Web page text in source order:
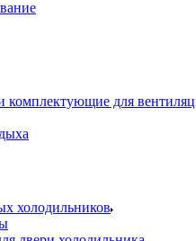
комплектующие для
холодильников